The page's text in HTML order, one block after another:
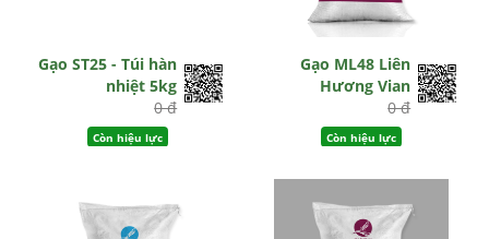
Gạo ST25 - Túi hàn
nhiệt 5kg
0 đ
Còn hiệu lực
Gạo ML48 Liên
Hương Vian
0 đ
Còn hiệu lực